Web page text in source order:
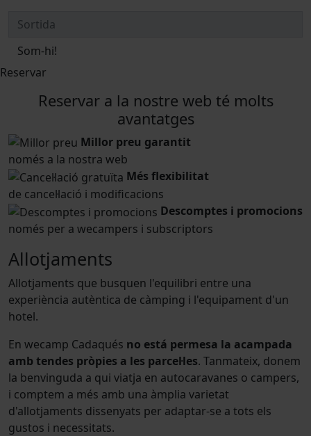
Som-hi!
Reservar
Reservar a la nostre web té molts
avantatges
Millor preu garantit
només a la nostra web
Més flexibilitat
de cancel·lació i modificacions
Descomptes i promocions
només per a wecampers i subscriptors
Allotjaments
Allotjaments que busquen l'equilibri entre una
experiència autèntica de càmping i l'equipament d'un
hotel.
En wecamp Cadaqués no está permesa la acampada
amb tendes pròpies a les parcel·les. Tanmateix, donem
la benvinguda a qui viatja en autocaravanes o campers,
i comptem a més amb una àmplia varietat
d'allotjaments dissenyats per adaptar-se a tots els
gustos i necessitats.